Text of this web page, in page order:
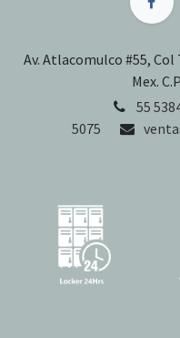
Av. Atlacomulco #55,
Mex.
55
5075